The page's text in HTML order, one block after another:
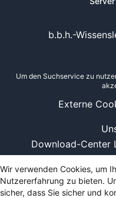
Download-Center
b.b.h.-
Um den Suchservice zu
Externe
Wir verwenden Cookies, um
Nutzererfahrung zu bieten.
sicher, dass Sie sicher und